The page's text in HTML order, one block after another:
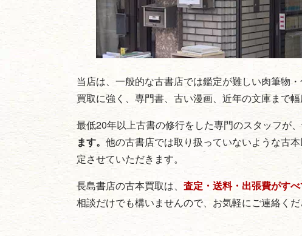
当店は、一般的な古書店では鑑定が難しい肉筆物
買取に強く、専門書、古い漫画、近年の文庫まで幅
最低20年以上古書の修行をした専門のスタッフが、
ます。 他の古書店では取り扱っていないような古
定させていただきます。
長島書店の古本買取は、 査定・送料・出張費がす
相談だけでも構いませんので、お気軽にご連絡くだ